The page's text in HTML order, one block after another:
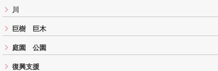
川
巨樹 巨木
庭園 公園
復興支援